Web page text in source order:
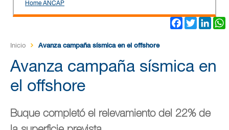
Home ANCAP
Facebook
Twitter
Inicio Avanza campaña sísmica en el offshore
Avanza campaña sísmica en
el offshore
Buque completó el relevamiento del 22% de